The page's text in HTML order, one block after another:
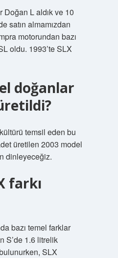
Doğan L aldık ve 10
satın almamızdan
motorundan bazı
oldu. 1993’te SLX
doğanlar
temsil eden bu
üretilen 2003 model
dinleyeceğiz.
farkı
bazı temel farklar
S’de 1.6 litrelik
SLX